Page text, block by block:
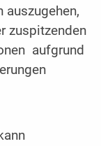
zuspitzenden
aufgrund